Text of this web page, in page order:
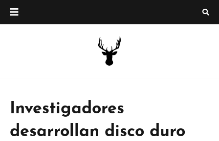
Investigadores
desarrollan disco duro